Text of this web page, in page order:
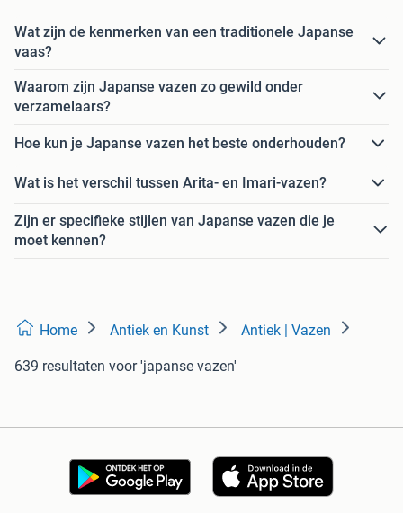
Wat zijn de kenmerken van een traditionele Japanse
vaas?
Waarom zijn Japanse vazen zo gewild onder
verzamelaars?
Hoe kun je Japanse vazen het beste onderhouden?
Wat is het verschil tussen Arita- en Imari-vazen?
Zijn er specifieke stijlen van Japanse vazen die je
moet kennen?
Home Antiek en Kunst Antiek | Vazen
639 resultaten voor 'japanse vazen'